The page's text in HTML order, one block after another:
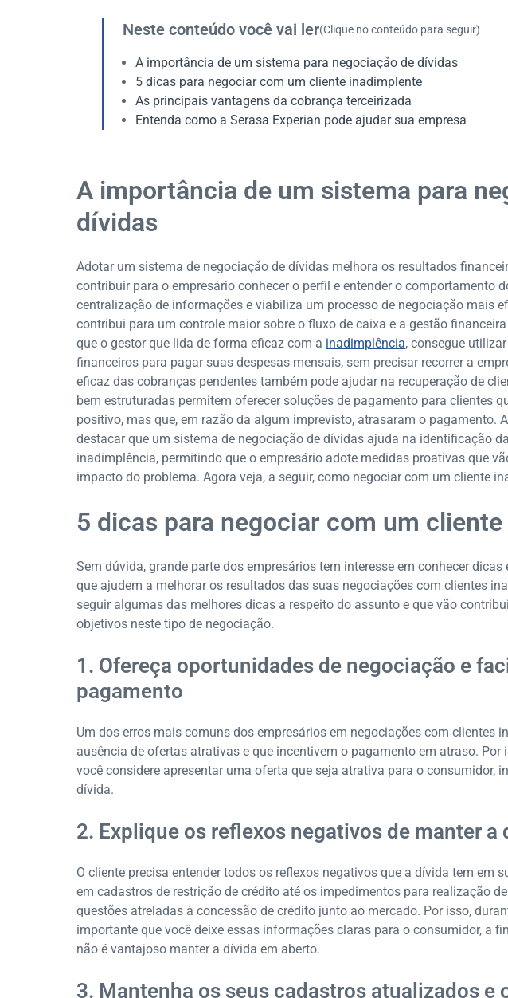
Neste conteúdo você vai ler(Clique no conteúdo para seguir)
A importância de um sistema para negociação de dívidas
5 dicas para negociar com um cliente inadimplente
As principais vantagens da cobrança terceirizada
Entenda como a Serasa Experian pode ajudar sua empresa
A importância de um sistema para
dívidas
Adotar um sistema de negociação de dívidas melhora os resultados
contribuir para o empresário conhecer o perfil e entender o comportamento
centralização de informações e viabiliza um processo de negociação mais
contribui para um controle maior sobre o fluxo de caixa e a gestão
que o gestor que lida de forma eficaz com a inadimplência, consegue
financeiros para pagar suas despesas mensais, sem precisar recorrer a
eficaz das cobranças pendentes também pode ajudar na recuperação de
bem estruturadas permitem oferecer soluções de pagamento para clientes
positivo, mas que, em razão da algum imprevisto, atrasaram o pagamento.
destacar que um sistema de negociação de dívidas ajuda na identificação
inadimplência, permitindo que o empresário adote medidas proativas que
impacto do problema. Agora veja, a seguir, como negociar com um cliente
5 dicas para negociar com um
Sem dúvida, grande parte dos empresários tem interesse em conhecer dicas
que ajudem a melhorar os resultados das suas negociações com clientes
seguir algumas das melhores dicas a respeito do assunto e que vão
objetivos neste tipo de negociação.
1. Ofereça oportunidades de negociação e
pagamento
Um dos erros mais comuns dos empresários em negociações com clientes
ausência de ofertas atrativas e que incentivem o pagamento em atraso. Por
você considere apresentar uma oferta que seja atrativa para o consumidor,
dívida.
2. Explique os reflexos negativos de manter a
O cliente precisa entender todos os reflexos negativos que a dívida tem em
em cadastros de restrição de crédito até os impedimentos para realização
questões atreladas à concessão de crédito junto ao mercado. Por isso,
importante que você deixe essas informações claras para o consumidor, a
não é vantajoso manter a dívida em aberto.
3. Mantenha os seus cadastros atualizados e